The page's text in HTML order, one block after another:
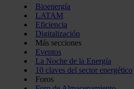
Bioenergía
LATAM
Eficiencia
Digitalización
Más secciones
Eventos
La Noche de la Energía
10 claves del sector energético
Foros